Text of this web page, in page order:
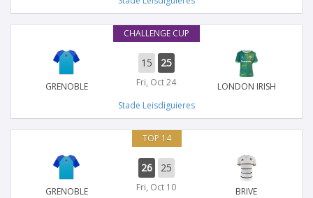
CHALLENGE CUP
GRENOBLE
15 25
Fri, Oct 24
LONDON IRISH
Stade Leisdiguieres
TOP 14
GRENOBLE
26 25
Fri, Oct 10
BRIVE